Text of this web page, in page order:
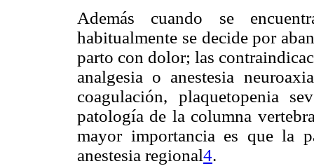
Además cuando se
habitualmente se decide por
parto con dolor; las
analgesia o anestesia
coagulación, plaquetopenia
patología de la columna
mayor importancia es que la
anestesia regional4.